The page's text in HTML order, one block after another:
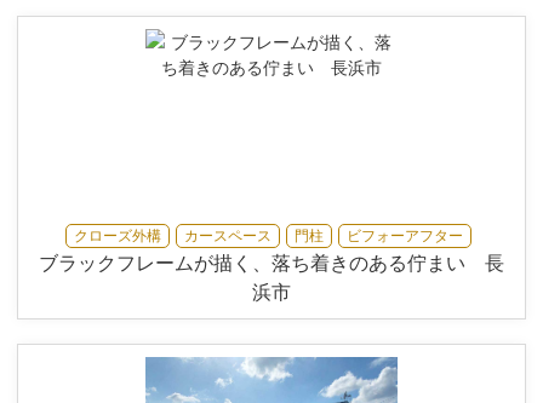
クローズ外構 カースペース 門柱 ビフォーアフター
ブラックフレームが描く、落ち着きのある佇まい 長
浜市